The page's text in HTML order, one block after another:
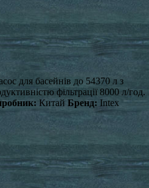
для басейнів до 54370 л з
фільтрації 8000 л/год.
Китай Бренд: Intex